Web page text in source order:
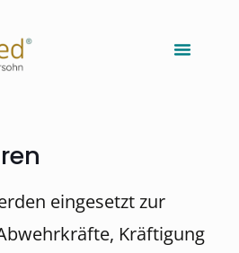
eingesetzt zur
Kräftigung